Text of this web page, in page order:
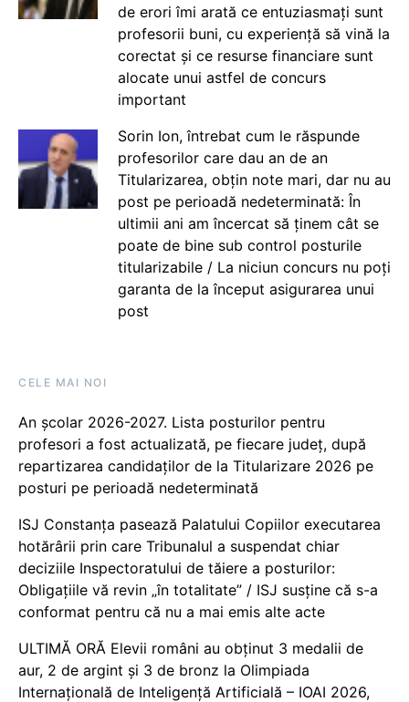
de erori îmi arată ce entuziasmați sunt
profesorii buni, cu experiență să vină la
corectat și ce resurse financiare sunt
alocate unui astfel de concurs
important
Sorin Ion, întrebat cum le răspunde
profesorilor care dau an de an
Titularizarea, obțin note mari, dar nu au
post pe perioadă nedeterminată: În
ultimii ani am încercat să ținem cât se
poate de bine sub control posturile
titularizabile / La niciun concurs nu poți
garanta de la început asigurarea unui
post
CELE MAI NOI
An școlar 2026-2027. Lista posturilor pentru
profesori a fost actualizată, pe fiecare județ, după
repartizarea candidaților de la Titularizare 2026 pe
posturi pe perioadă nedeterminată
ISJ Constanța pasează Palatului Copiilor executarea
hotărârii prin care Tribunalul a suspendat chiar
deciziile Inspectoratului de tăiere a posturilor:
Obligațiile vă revin „în totalitate” / ISJ susține că s-a
conformat pentru că nu a mai emis alte acte
ULTIMĂ ORĂ Elevii români au obținut 3 medalii de
aur, 2 de argint și 3 de bronz la Olimpiada
Internațională de Inteligență Artificială – IOAI 2026,